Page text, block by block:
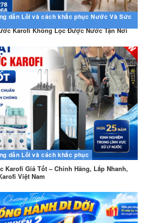
dẫn Lỗi và cách khắc phục Nước Và Sức
Karofi Không Lọc Được Nước Tận Nơi
dẫn Lỗi và cách khắc phục
Karofi Giá Tốt – Chính Hãng, Lắp Nhanh,
Việt Nam